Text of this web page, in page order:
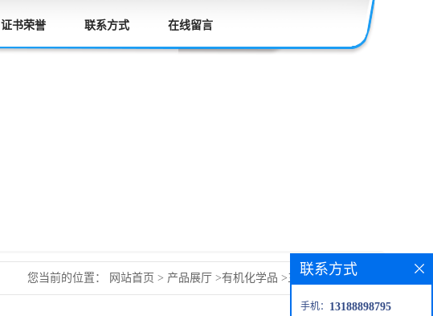
证书荣誉 联系方式 在线留言
您当前的位置： 网站首页 > 产品展厅 >有机化学品 >三氟乙酸异丙酯
联系方式
手机： 13188898795